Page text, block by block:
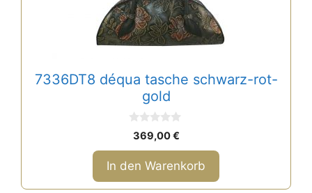
7336DT8 déqua tasche schwarz-rot-
gold
0
v
o
5
369,00€
In den Warenkorb